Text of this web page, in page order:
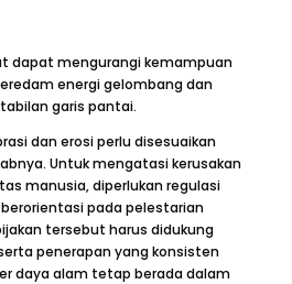
dapat mengurangi kemampuan
energi gelombang dan
garis pantai.
dan erosi perlu disesuaikan
Untuk mengatasi kerusakan
manusia, diperlukan regulasi
pada pelestarian
tersebut harus didukung
penerapan yang konsisten
daya alam tetap berada dalam